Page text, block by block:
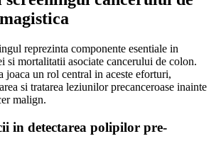
reprezinta componente esentiale in
si mortalitatii asociate cancerului de colon.
joaca un rol central in aceste eforturi,
si tratarea leziunilor precanceroase inainte
malign.
in detectarea polipilor pre-